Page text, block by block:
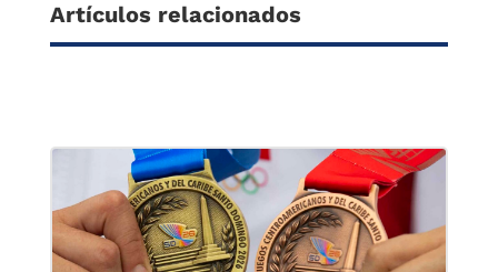
Artículos relacionados